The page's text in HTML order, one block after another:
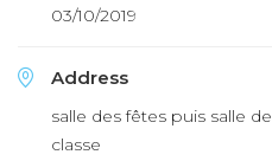
03/10/2019
Address
salle des fêtes puis salle de
classe